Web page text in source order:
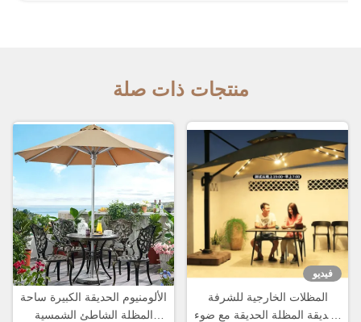
منتجات ذات صلة
الألومنيوم الحديقة الكبيرة ساحة
المظلة الشاطئ الشمسية
فيديو
المظلات الخارجية للشرفة
الحديقة المظلة الحديقة مع ضوء